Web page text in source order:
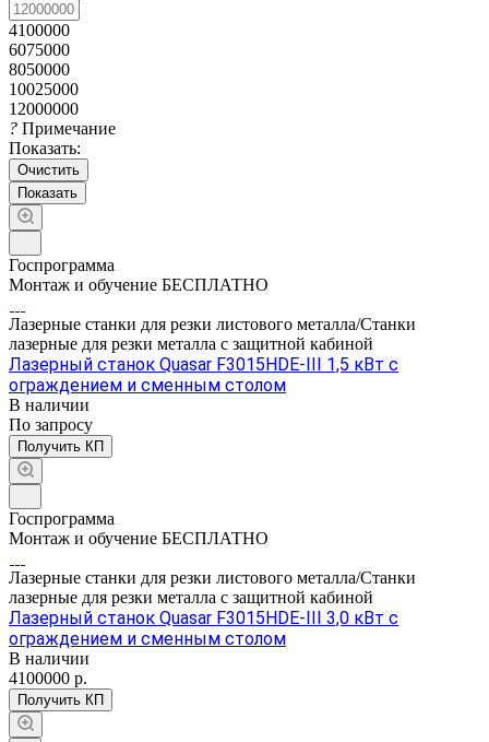
4100000
6075000
8050000
10025000
12000000
? Примечание
Показать:
Очистить
Госпрограмма
Монтаж и обучение БЕСПЛАТНО
Лазерные станки для резки листового металла/Станки
лазерные для резки металла с защитной кабиной
Лазерный станок Quasar F3015HDE-III 1,5 кВт с
ограждением и сменным столом
В наличии
По запросу
Получить КП
Госпрограмма
Монтаж и обучение БЕСПЛАТНО
Лазерные станки для резки листового металла/Станки
лазерные для резки металла с защитной кабиной
Лазерный станок Quasar F3015HDE-III 3,0 кВт с
ограждением и сменным столом
В наличии
4100000 р.
Получить КП